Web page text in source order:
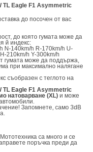
TL Eagle F1 Asymmetric
до посочен от вас
до която гумата може да
й индекс:
N-140km/h R-170km/h U-
210km/h Y-300km/h
гумата може да поддържа,
при максимално налягане
съобразен с теглото на
TL Eagle F1 Asymmetric
натоварване (XL) и може
Запомнете, само 3dB
са много и се
поръчка преди да